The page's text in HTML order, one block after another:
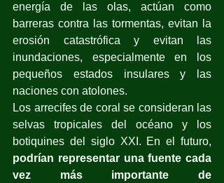
energía de las olas, actúan como
barreras contra las tormentas, evitan la
erosión catastrófica y evitan las
inundaciones, especialmente en los
pequeños estados insulares y las
naciones con atolones.
Los arrecifes de coral se consideran las
selvas tropicales del océano y los
podrían representar una fuente cada
vez más importante de